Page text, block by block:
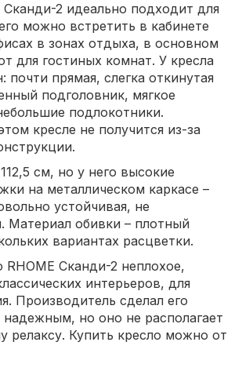
Сканди-2 идеально подходит для
можно встретить в кабинете
в зонах отдыха, в основном
для гостиных комнат. У кресла
почти прямая, слегка откинутая
подголовник, мягкое
подлокотники.
кресле не получится из-за
см, но у него высокие
на металлическом каркасе –
устойчивая, не
Материал обивки – плотный
вариантах расцветки.
RHOME Сканди-2 неплохое,
интерьеров, для
Производитель сделал его
но оно не располагает
релаксу. Купить кресло можно от